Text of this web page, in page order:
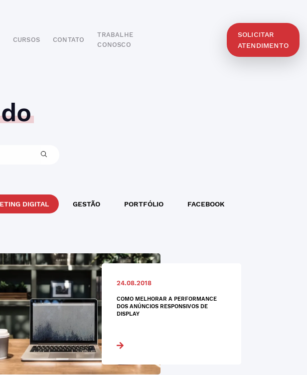
CURSOS CONTATO
TRABALHE
CONOSCO
SOLICITAR
ATENDIMENTO
DIGITAL GESTÃO PORTFÓLIO FACEBOOK
24.08.2018
COMO MELHORAR A PERFORMANCE
DOS ANÚNCIOS RESPONSIVOS DE
DISPLAY